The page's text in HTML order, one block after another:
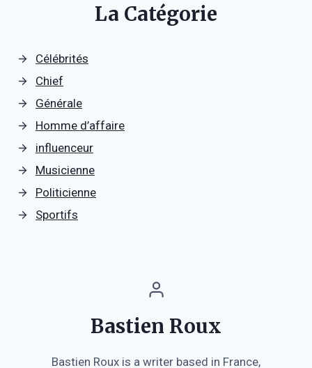
La Catégorie
Célébrités
Chief
Générale
Homme d’affaire
influenceur
Musicienne
Politicienne
Sportifs
Bastien Roux
Bastien Roux is a writer based in France,